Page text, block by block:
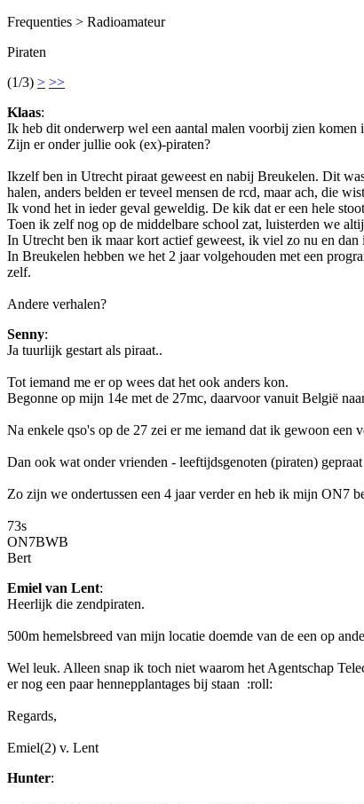
Frequenties > Radioamateur
Piraten
(1/3) > >>
Klaas:
Ik heb dit onderwerp wel een aantal malen voorbij zien
Zijn er onder jullie ook (ex)-piraten?
Ikzelf ben in Utrecht piraat geweest en nabij Breukelen. Dit
halen, anders belden er teveel mensen de rcd, maar ach, die
Ik vond het in ieder geval geweldig. De kik dat er een hele
Toen ik zelf nog op de middelbare school zat, luisterden we
In Utrecht ben ik maar kort actief geweest, ik viel zo nu en
In Breukelen hebben we het 2 jaar volgehouden met een
zelf.
Andere verhalen?
Senny:
Ja tuurlijk gestart als piraat..
Tot iemand me er op wees dat het ook anders kon.
Begonne op mijn 14e met de 27mc, daarvoor vanuit België
Na enkele qso's op de 27 zei er me iemand dat ik gewoon een
Dan ook wat onder vrienden - leeftijdsgenoten (piraten) gepraat
Zo zijn we ondertussen een 4 jaar verder en heb ik mijn ON7
73s
ON7BWB
Bert
Emiel van Lent:
Heerlijk die zendpiraten.
500m hemelsbreed van mijn locatie doemde van de een op
Wel leuk. Alleen snap ik toch niet waarom het Agentschap
er nog een paar hennepplantages bij staan :roll:
Regards,
Emiel(2) v. Lent
Hunter: